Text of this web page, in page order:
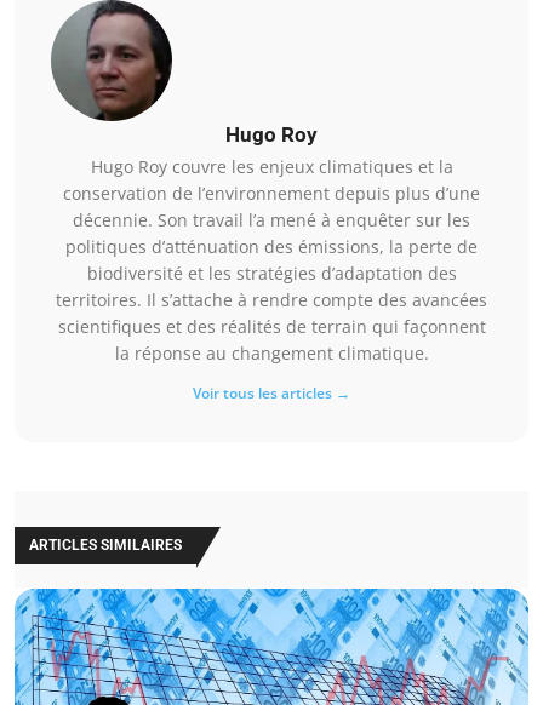
Hugo Roy
Hugo Roy couvre les enjeux climatiques et la
conservation de l’environnement depuis plus d’une
décennie. Son travail l’a mené à enquêter sur les
politiques d’atténuation des émissions, la perte de
biodiversité et les stratégies d’adaptation des
territoires. Il s’attache à rendre compte des avancées
scientifiques et des réalités de terrain qui façonnent
la réponse au changement climatique.
Voir tous les articles →
ARTICLES SIMILAIRES